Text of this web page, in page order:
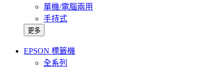
單機/電腦兩用
手持式
更多
EPSON 標籤機
全系列